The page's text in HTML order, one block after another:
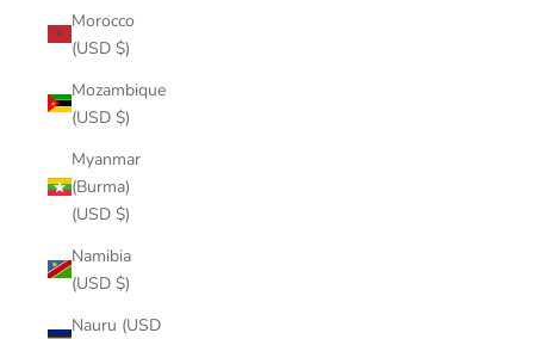
Morocco
(USD $)
Mozambique
(USD $)
Myanmar
(Burma)
(USD $)
Namibia
(USD $)
Nauru (USD